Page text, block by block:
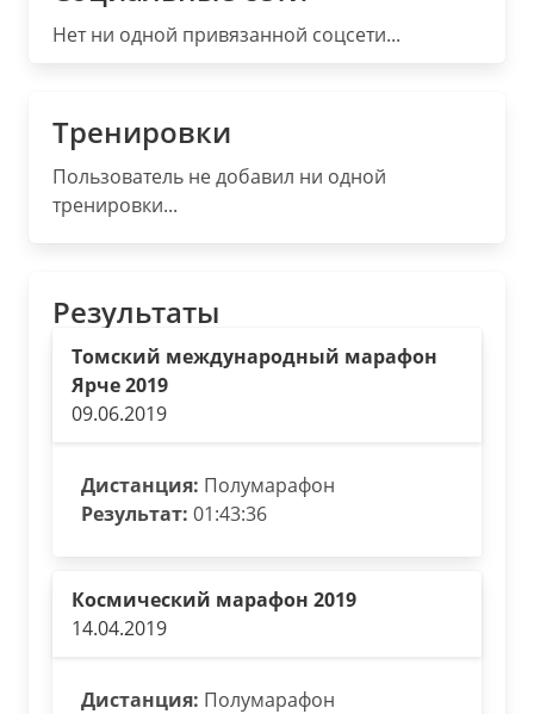
Нет ни одной привязанной соцсети...
Тренировки
Пользователь не добавил ни одной
тренировки...
Результаты
Томский международный марафон
Ярче 2019
09.06.2019
Дистанция: Полумарафон
Результат: 01:43:36
Космический марафон 2019
14.04.2019
Дистанция: Полумарафон